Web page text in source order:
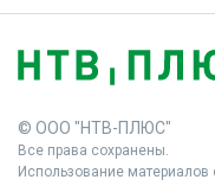
© ООО "НТВ-ПЛЮС"
Все права сохранены.
Использование материалов